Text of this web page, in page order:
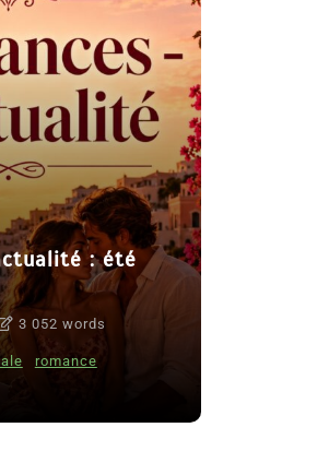
: été
3 052 words
romance